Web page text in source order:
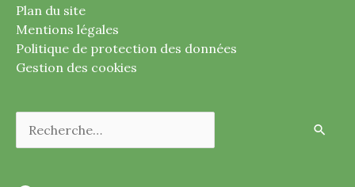
Plan du site
Mentions légales
Politique de protection des données
Gestion des cookies